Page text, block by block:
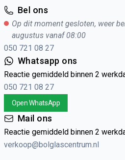
Bel ons
Op dit moment gesloten, weer
augustus vanaf 08:00
050 721 08 27
Whatsapp ons
Reactie gemiddeld binnen 2
050 721 08 27
Open WhatsApp
Mail ons
Reactie gemiddeld binnen 2
verkoop@bolglascentrum.nl